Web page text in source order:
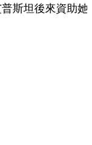
斯坦後來資助她